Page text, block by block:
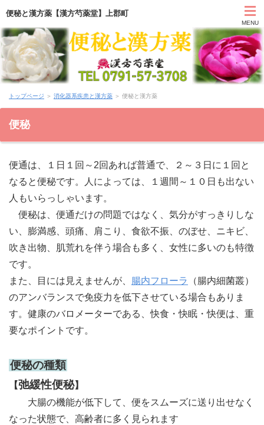
便秘と漢方薬【漢方芍薬堂】上郡町
MENU
HOME
カウンセリング
アクセス
お問い合わせ
薬膳ブログ「日々塩梅」
トップページ ＞ 消化器系疾患と漢方薬 ＞ 便秘と漢方薬
便秘
便通は、１日１回～2回あれば普通で、２～３日に１回と
なると便秘です。人によっては、１週間～１０日も出ない
人もいらっしゃいます。
便秘は、便通だけの問題ではなく、気分がすっきりしな
い、膨満感、頭痛、肩こり、食欲不振、のぼせ、ニキビ、
吹き出物、肌荒れを伴う場合も多く、女性に多いのも特徴
です。
また、目には見えませんが、
腸内フローラ
（腸内細菌叢）
のアンバランスで免疫力を低下させている場合もありま
す。健康のバロメーターである、快食・快眠・快便は、重
要なポイントです。
便秘の種類
【弛緩性便秘】
大腸の機能が低下して、便をスムーズに送り出せなく
なった状態で、高齢者に多く見られます